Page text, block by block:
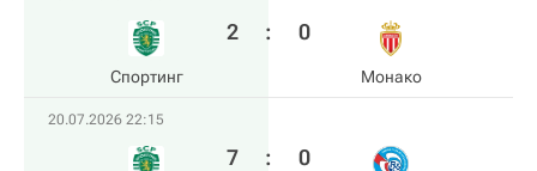
Спортинг
2 : 0
Монако
20.07.2026 22:15
7 : 0